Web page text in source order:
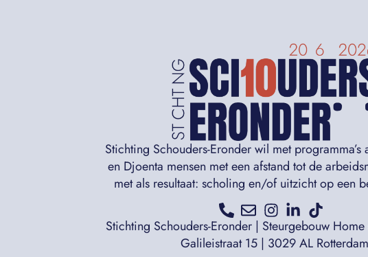
Stichting Schouders-Eronder wil met programma’s
en Djoenta mensen met een afstand tot de
met als resultaat: scholing en/of uitzicht op een
Stichting Schouders-Eronder | Steurgebouw
Galileistraat 15 | 3029 AL Rotterdam